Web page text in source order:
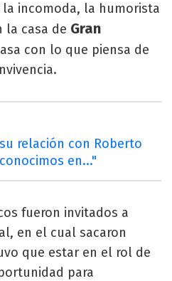
incomoda, la humorista
la casa de Gran
con lo que piensa de
relación con Roberto
en..."
fueron invitados a
en el cual sacaron
que estar en el rol de
para